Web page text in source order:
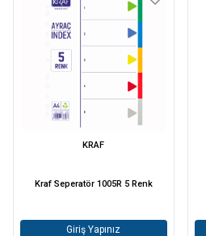
KRAF
Kraf Seperatör 1005R 5 Renk
Giriş Yapınız